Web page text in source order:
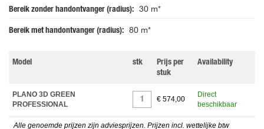
Bereik zonder handontvanger (radius) 30 m*
Bereik met handontvanger (radius) 80 m*
Model stk
Prijs per
stuk
Availability
PLANO 3D GREEN
PROFESSIONAL
€ 574,00
Direct
beschikbaar
Alle genoemde prijzen zijn adviesprijzen. Prijzen incl. wettelijke btw